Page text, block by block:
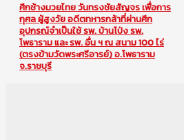
ศึกช้างมวยไทย วันทรงชัยสัญจร เพื่อการ
กุศล ผู้สูงวัย อดีตทหารกล้าที่ผ่านศึก
อุปกรณ์จำเป็นใช้ รพ. บ้านโป่ง รพ.
โพธาราม และ รพ. อื่น ฯ ณ สนาม 100 ไร่
(ตรงข้ามวัดพระศรีอารย์) อ.โพธาราม
จ.ราชบุรี